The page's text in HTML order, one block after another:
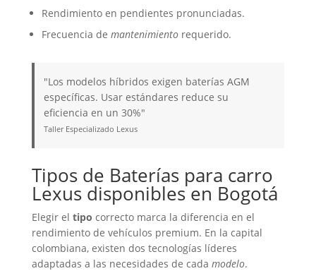
Rendimiento en pendientes pronunciadas.
Frecuencia de mantenimientorequerido.
"Los modelos híbridos exigen baterías AGM
específicas. Usar estándares reduce su
eficiencia en un 30%"
Taller Especializado Lexus
Tipos de Bateríaspara carro
Lexus disponibles en Bogotá
Elegir el tipo correcto marca la diferencia en el
rendimiento de vehículos premium. En la capital
colombiana, existen dos tecnologías líderes
adaptadas a las necesidades de cada modelo.